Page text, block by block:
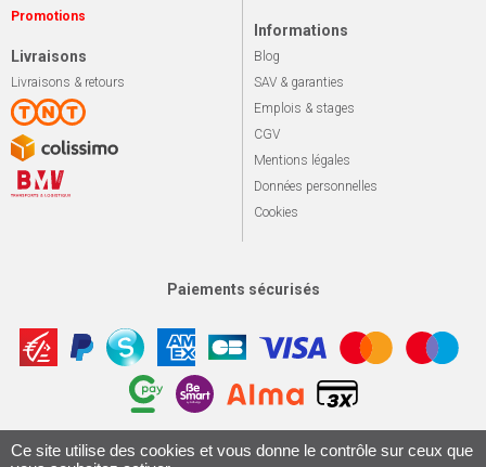
Promotions
Livraisons
Livraisons & retours
Informations
Blog
SAV & garanties
Emplois & stages
CGV
Mentions légales
Données personnelles
Cookies
Paiements sécurisés
© 2026 Le marché du vélo Tous droits réservés. Apotekisto,
Ce site utilise des cookies et vous donne le contrôle sur ceux que